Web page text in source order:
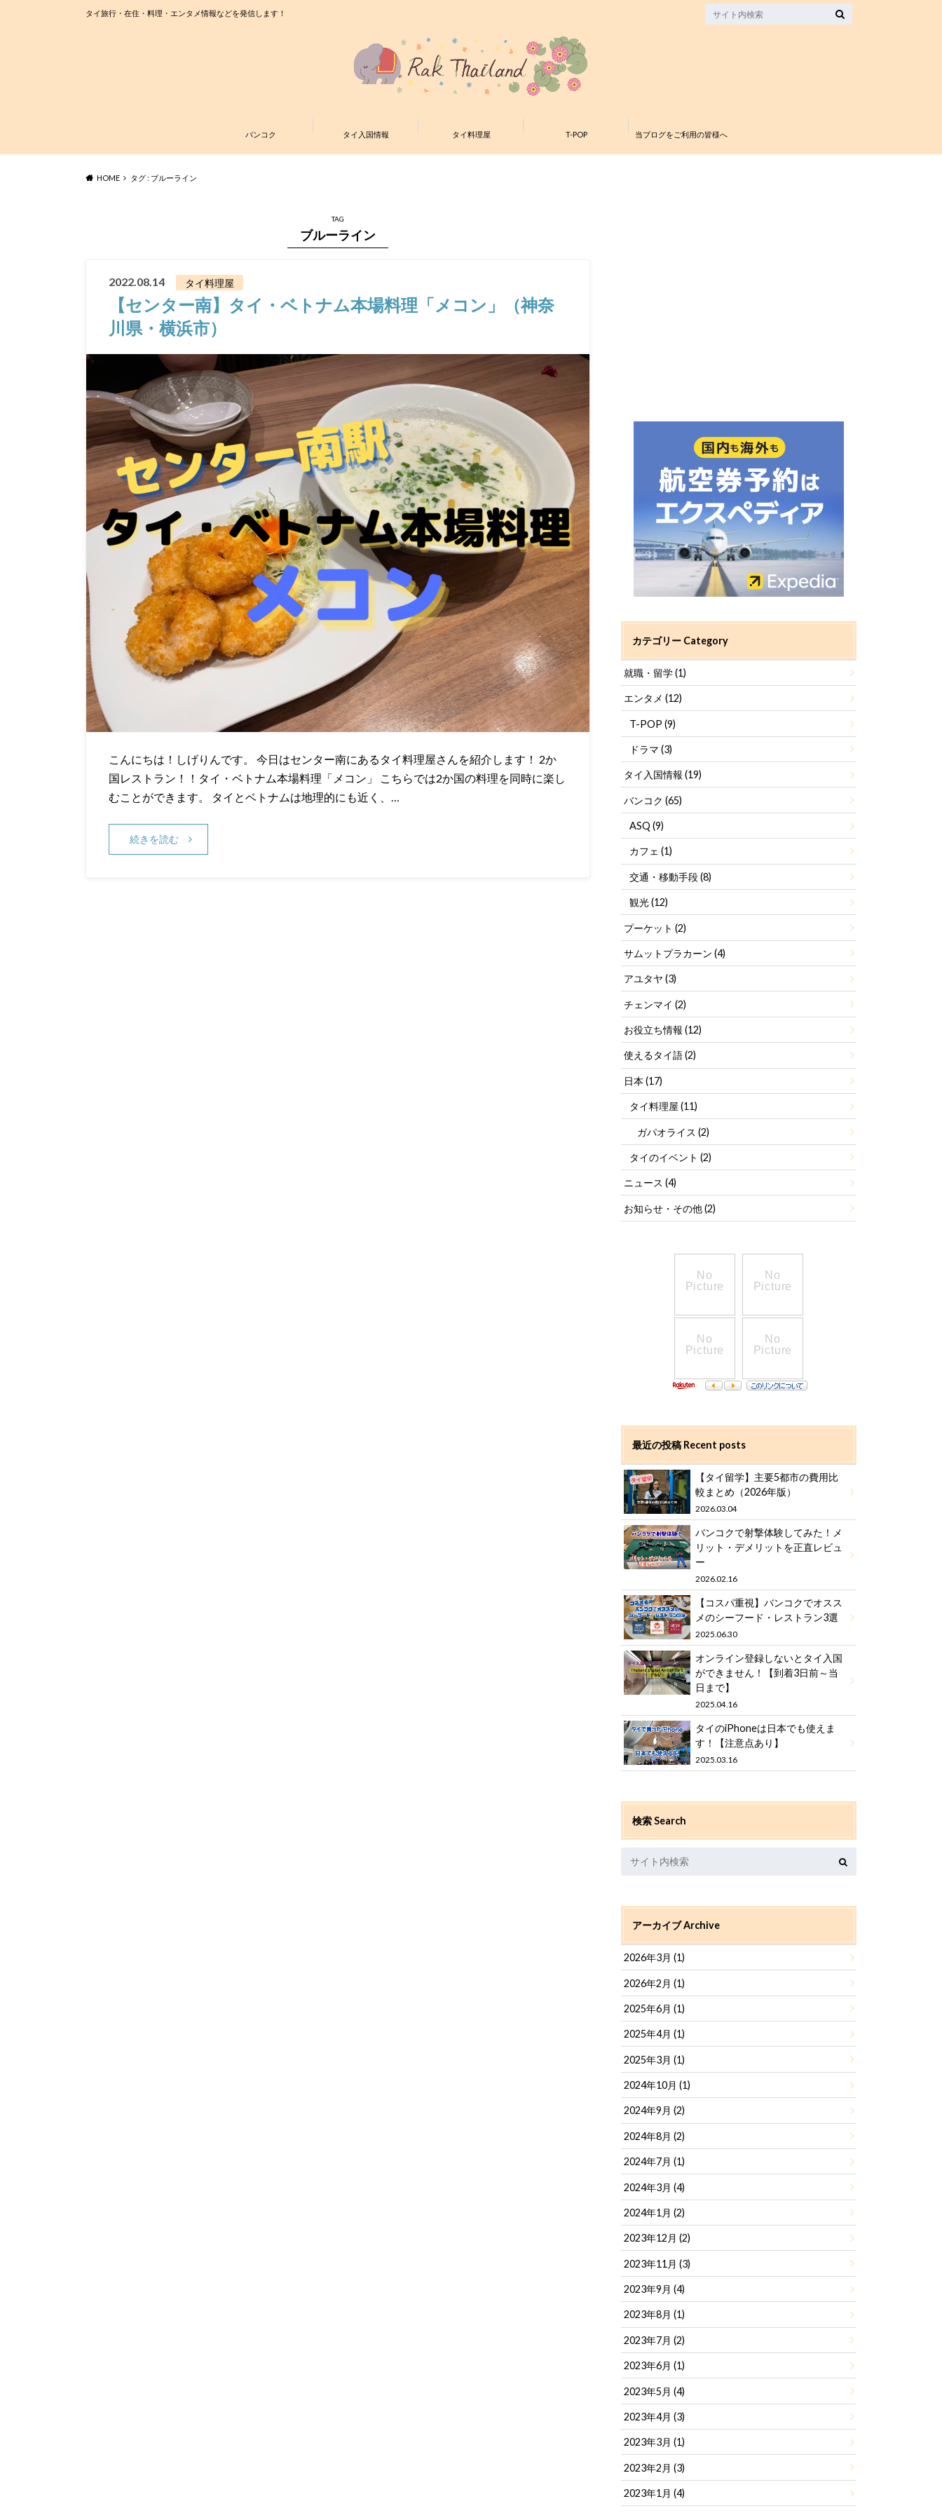
タイ旅行・在住・料理・エンタメ情報などを発信します！
バンコク タイ入国情報 タイ料理屋 T-POP 当ブログをご利用の皆様へ
HOME タグ : ブルーライン
TAG
ブルーライン
2022.08.14 タイ料理屋
【センター南】タイ・ベトナム本場料理「メコン」（神奈
川県・横浜市）
こんにちは！しげりんです。 今日はセンター南にあるタイ料理屋さんを紹介します！ 2か
国レストラン！！タイ・ベトナム本場料理「メコン」 こちらでは2か国の料理を同時に楽し
むことができます。 タイとベトナムは地理的にも近く、…
続きを読む
カテゴリー Category
就職・留学(1)
エンタメ(12)
T-POP (9)
ドラマ (3)
タイ入国情報(19)
バンコク(65)
ASQ (9)
カフェ (1)
交通・移動手段(8)
観光(12)
プーケット(2)
サムットプラカーン(4)
アユタヤ(3)
チェンマイ(2)
お役立ち情報(12)
使えるタイ語(2)
日本(17)
タイ料理屋 (11)
ガパオライス(2)
タイのイベント (2)
ニュース(4)
お知らせ・その他(2)
最近の投稿 Recent posts
【タイ留学】主要5都市の費用比
較まとめ（2026年版）
2026.03.04
バンコクで射撃体験してみた！メ
リット・デメリットを正直レビュ
ー
2026.02.16
【コスパ重視】バンコクでオスス
メのシーフード・レストラン3選
2025.06.30
オンライン登録しないとタイ入国
ができません！【到着3日前～当
日まで】
2025.04.16
タイのiPhoneは日本でも使えま
す！【注意点あり】
2025.03.16
検索 Search
アーカイブ Archive
2026年3月 (1)
2026年2月 (1)
2025年6月 (1)
2025年4月 (1)
2025年3月 (1)
2024年10月 (1)
2024年9月 (2)
2024年8月 (2)
2024年7月 (1)
2024年3月 (4)
2024年1月 (2)
2023年12月 (2)
2023年11月 (3)
2023年9月 (4)
2023年8月 (1)
2023年7月 (2)
2023年6月 (1)
2023年5月 (4)
2023年4月 (3)
2023年3月 (1)
2023年2月 (3)
2023年1月 (4)